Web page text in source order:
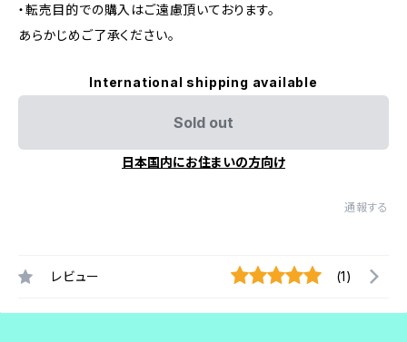
・転売目的での購入はご遠慮頂いております。
あらかじめご了承ください。
International shipping available
Sold out
日本国内にお住まいの方向け
通報する
レビュー (1)